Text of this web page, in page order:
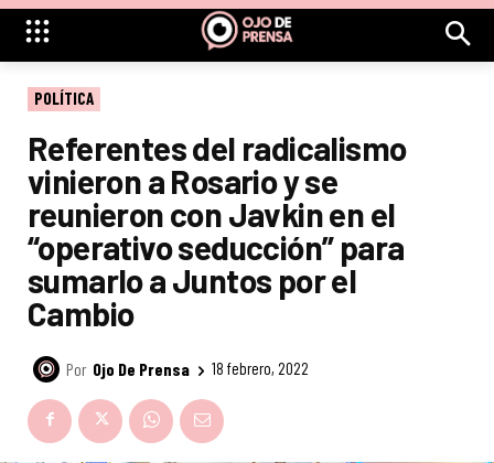
POLÍTICA
Referentes del radicalismo
vinieron a Rosario y se
reunieron con Javkin en el
“operativo seducción” para
sumarlo a Juntos por el
Cambio
Por Ojo De Prensa 18 febrero, 2022